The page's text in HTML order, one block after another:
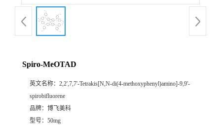
Spiro-MeOTAD
英文名称： 2,2',7,7'-Tetrakis[N,N-di(4-methoxyphenyl)amino]-9,9'-
spirobifluorene
品牌： 博飞美科
型号： 50mg